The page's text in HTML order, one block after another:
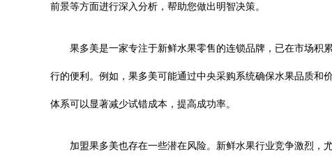
前景等方面进行深入分析，帮助您做出明智决策。
果多美是一家专注于新鲜水果零售的连锁品牌，已在市场积
行的便利。例如，果多美可能通过中央采购系统确保水果品质和
体系可以显著减少试错成本，提高成功率。
加盟果多美也存在一些潜在风险。新鲜水果行业竞争激烈，